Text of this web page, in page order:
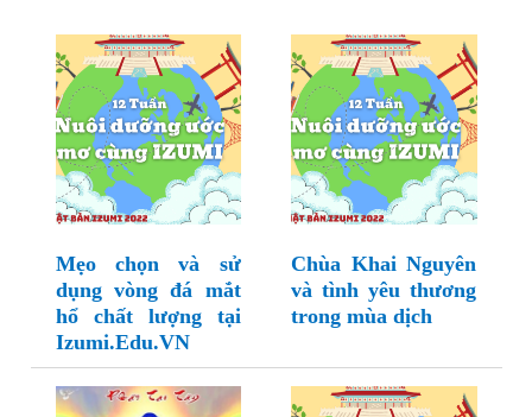
Mẹo chọn và sử
dụng vòng đá mắt
hổ chất lượng tại
Izumi.Edu.VN
Chùa Khai Nguyên
và tình yêu thương
trong mùa dịch